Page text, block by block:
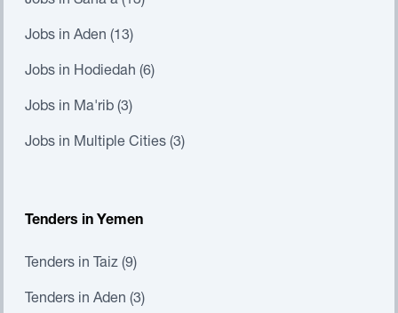
Jobs in Aden (13)
Jobs in Hodiedah (6)
Jobs in Ma'rib (3)
Jobs in Multiple Cities (3)
Tenders in Yemen
Tenders in Taiz (9)
Tenders in Aden (3)